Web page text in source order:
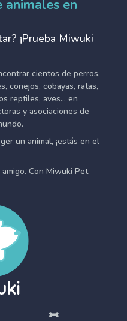
animales en
¡Prueba Miwuki
cientos de perros,
conejos, cobayas, ratas,
reptiles, aves... en
y asociaciones de
un animal, ¡estás en el
Con Miwuki Pet